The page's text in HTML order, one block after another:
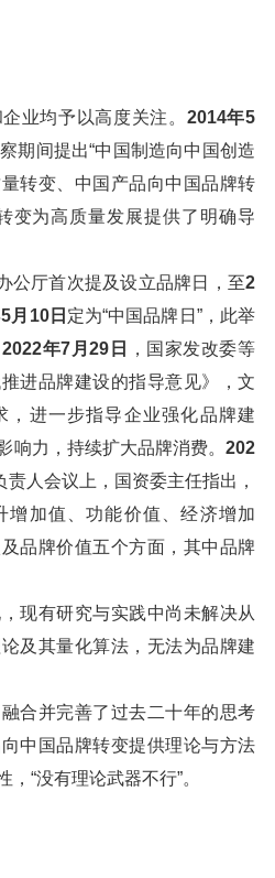
业均予以高度关注。 2014年5
期间提出“中国制造向中国创造
转变、中国产品向中国品牌转
变为高质量发展提供了明确导
公厅首次提及设立品牌日，至2
5月10日 定为“中国品牌日”，此举
2022年7月29日
，国家发改委等
进品牌建设的指导意见》，文
，进一步指导企业强化品牌建
响力，持续扩大品牌消费。 202
责人会议上，国资委主任指出，
增加值、功能价值、经济增加
品牌价值五个方面，其中品牌
现有研究与实践中尚未解决从
及其量化算法，无法为品牌建
合并完善了过去二十年的思考
中国品牌转变提供理论与方法
“没有理论武器不行”。